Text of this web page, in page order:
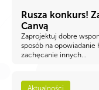
Rusza konkurs!
Canvą
Zaprojektuj dobre
sposób na opowiadanie
zachęcanie innych...
Aktualności